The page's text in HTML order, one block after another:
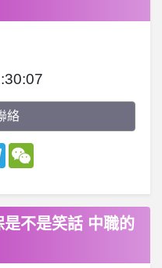
絡
TelegramWeChat
不是笑話 中職的